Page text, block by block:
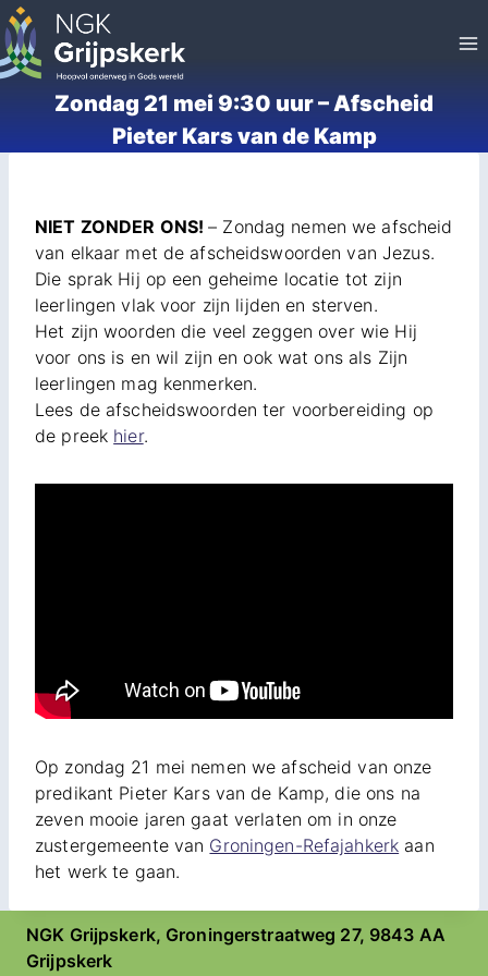
Doorgaan
naar
inhoud
Zondag 21 mei 9:30 uur – Afscheid
Pieter Kars van de Kamp
NIET ZONDER ONS!– Zondag nemen we afscheid
van elkaar met de afscheidswoorden van Jezus.
Die sprak Hij op een geheime locatie tot zijn
leerlingen vlak voor zijn lijden en sterven.
Het zijn woorden die veel zeggen over wie Hij
voor ons is en wil zijn en ook wat ons als Zijn
leerlingen mag kenmerken.
Lees de afscheidswoorden ter voorbereiding op
de preek hier.
Op zondag 21 mei nemen we afscheid van onze
predikant Pieter Kars van de Kamp, die ons na
zeven mooie jaren gaat verlaten om in onze
zustergemeente van Groningen-Refajahkerk aan
het werk te gaan.
NGK Grijpskerk, Groningerstraatweg 27, 9843 AA
Grijpskerk